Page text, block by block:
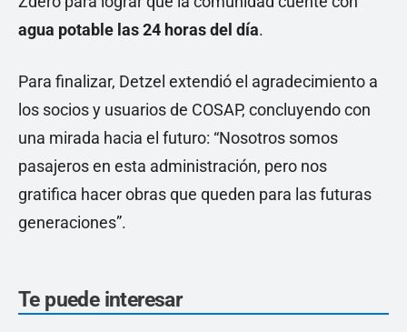
agua potable las 24 horas del día.
Para finalizar, Detzel extendió el agradecimiento a
los socios y usuarios de COSAP, concluyendo con
una mirada hacia el futuro: “Nosotros somos
pasajeros en esta administración, pero nos
gratifica hacer obras que queden para las futuras
generaciones”.
Te puede interesar